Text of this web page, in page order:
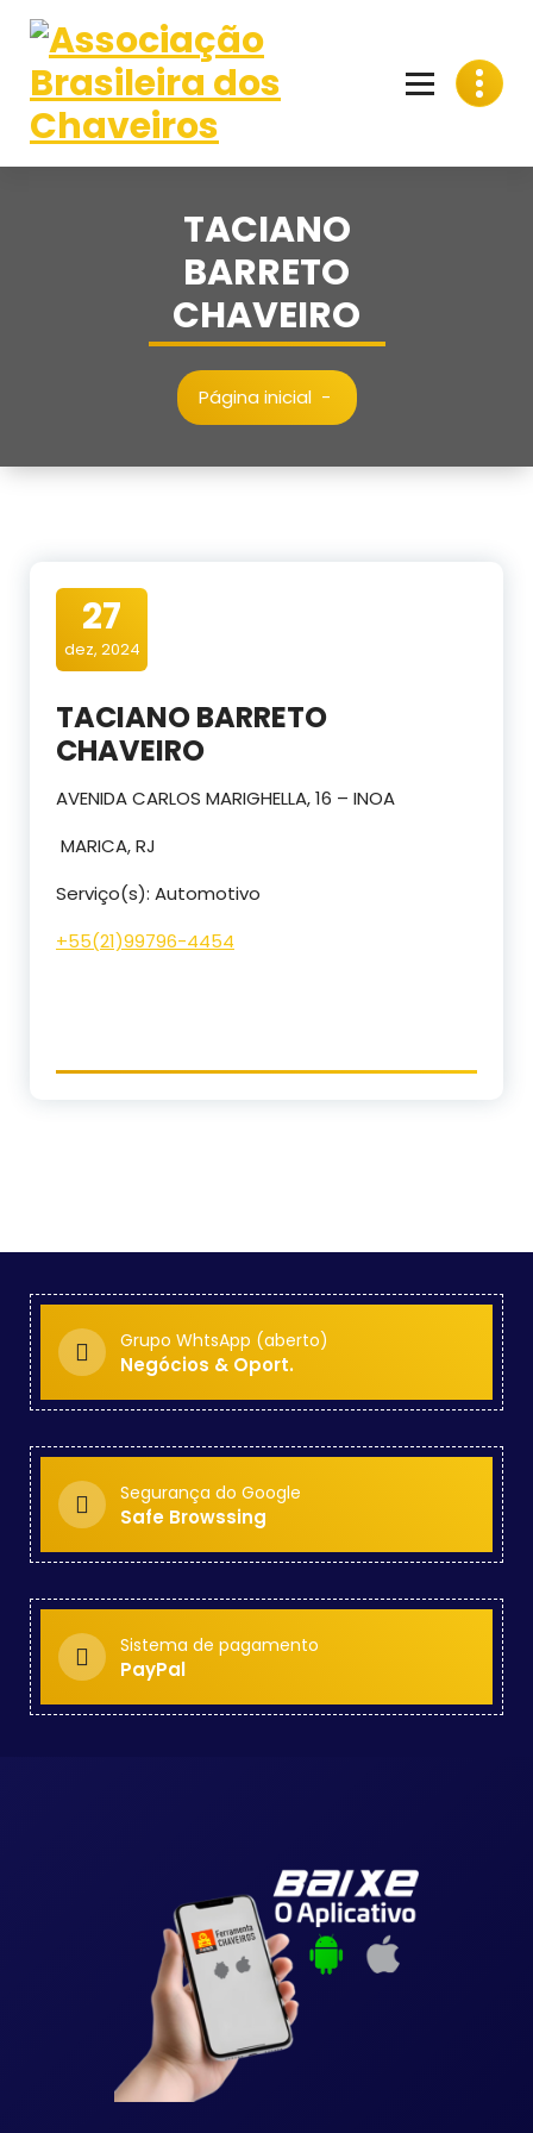
para
conteúdo
TACIANO
BARRETO
CHAVEIRO
Página inicial-
27
dez, 2024
TACIANO BARRETO
CHAVEIRO
AVENIDA CARLOS MARIGHELLA, 16 – INOA
MARICA, RJ
Serviço(s): Automotivo
+55(21)99796-4454
Grupo WhtsApp (aberto)
Negócios & Oport.
Segurança do Google
Safe Browssing
Sistema de pagamento
PayPal